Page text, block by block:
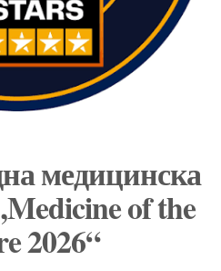
медицинска
of the
2026“